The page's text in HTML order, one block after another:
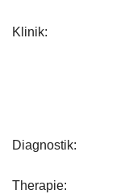
Klinik:
Diagnostik:
Therapie: